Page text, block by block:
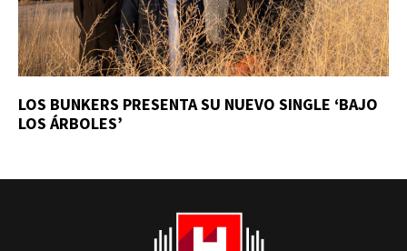
LOS BUNKERS PRESENTA SU NUEVO SINGLE ‘BAJO
LOS ÁRBOLES’